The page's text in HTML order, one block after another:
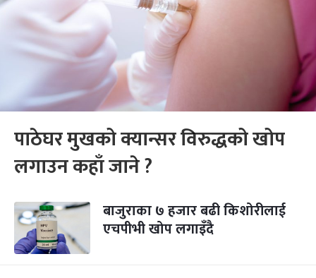
पाठेघर मुखको क्यान्सर विरुद्धको खोप
लगाउन कहाँ जाने ?
बाजुराका ७ हजार बढी किशोरीलाई
एचपीभी खोप लगाइँदै